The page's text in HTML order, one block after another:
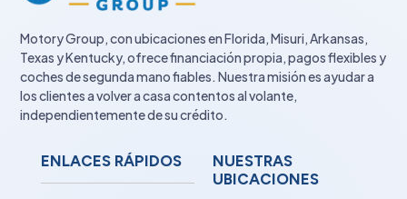
Motory Group, con ubicaciones en Florida, Misuri, Arkansas,
Texas y Kentucky, ofrece financiación propia, pagos flexibles y
coches de segunda mano fiables. Nuestra misión es ayudar a
los clientes a volver a casa contentos al volante,
independientemente de su crédito.
ENLACES RÁPIDOS
NUESTRAS
UBICACIONES